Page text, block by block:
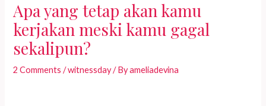
Apa yang tetap akan kamu
kerjakan meski kamu gagal
sekalipun?
2 Comments /witnessday/ Byameliadevina